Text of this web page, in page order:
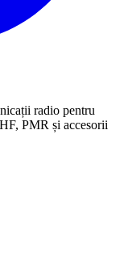
radio pentru
PMR și accesorii